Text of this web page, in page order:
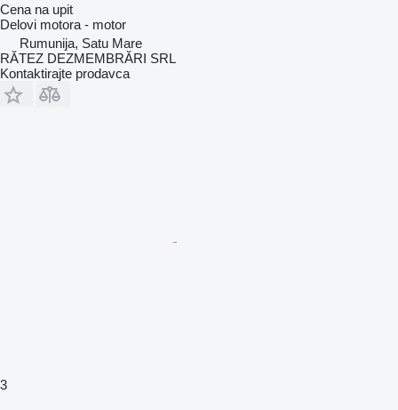
Cena na upit
Delovi motora - motor
Rumunija, Satu Mare
RĂTEZ DEZMEMBRĂRI SRL
Kontaktirajte prodavca
3